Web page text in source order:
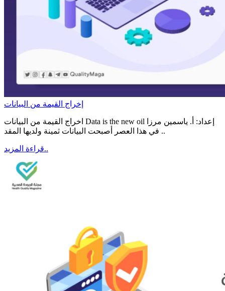
إخراج القيمة من البيانات
اخراج القيمة من البيانات Data is the new oil إعداد: أ. ياسمين مرزا
في هذا العصر أصبحت البيانات ثمينة ولديها المقد ..
قراءة المزيد..